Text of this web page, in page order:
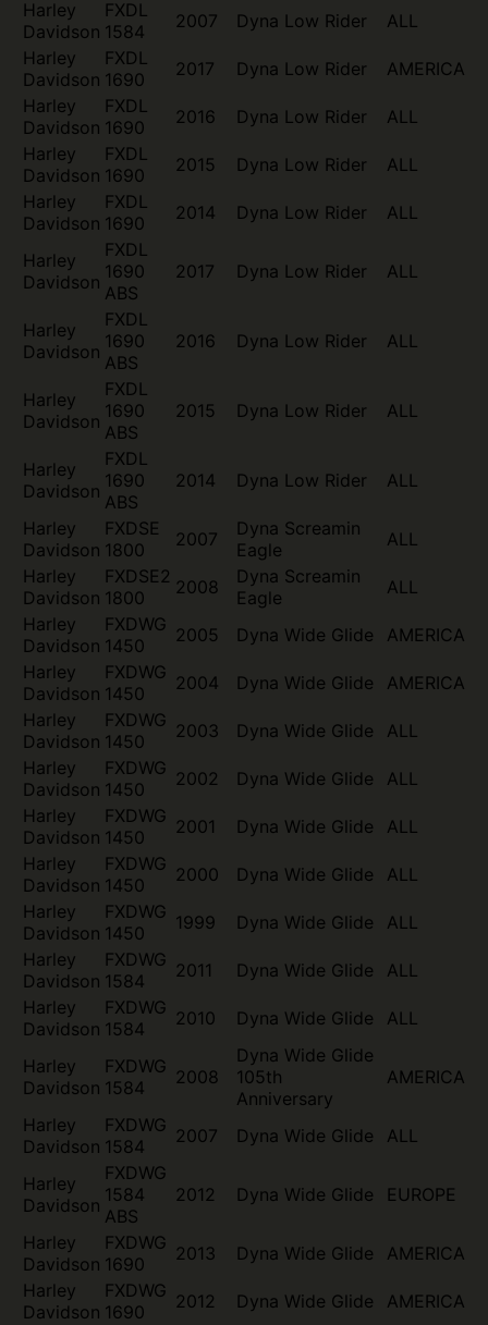
Harley
Davidson
FXDL
1584
2007 Dyna Low Rider
ALL
Harley
Davidson
FXDL
1690
2017 Dyna Low Rider
AMERICA
Harley
Davidson
FXDL
1690
2016 Dyna Low Rider
ALL
Harley
Davidson
FXDL
1690
2015 Dyna Low Rider
ALL
Harley
Davidson
FXDL
1690
2014 Dyna Low Rider ALL
Harley
Davidson
FXDL
1690
ABS
2017 Dyna Low Rider ALL
Harley
Davidson
FXDL
1690
ABS
2016 Dyna Low Rider ALL
Harley
Davidson
FXDL
1690
ABS
2015 Dyna Low Rider ALL
Harley
Davidson
FXDL
1690
ABS
2014 Dyna Low Rider ALL
Harley
Davidson
FXDSE
1800
2007
Dyna Screamin
Eagle
ALL
Harley
Davidson
FXDSE2
1800
2008
Dyna Screamin
Eagle
ALL
Harley
Davidson
FXDWG
1450
2005 Dyna Wide Glide
AMERICA
Harley
Davidson
FXDWG
1450
2004 Dyna Wide Glide
AMERICA
Harley
Davidson
FXDWG
1450
2003 Dyna Wide Glide
ALL
Harley
Davidson
FXDWG
1450
2002 Dyna Wide Glide
ALL
Harley
Davidson
FXDWG
1450
2001 Dyna Wide Glide
ALL
Harley
Davidson
FXDWG
1450
2000 Dyna Wide Glide
ALL
Harley
Davidson
FXDWG
1450
1999 Dyna Wide Glide
ALL
Harley
Davidson
FXDWG
1584
2011 Dyna Wide Glide
ALL
Harley
Davidson
FXDWG
1584
2010 Dyna Wide Glide ALL
Harley
Davidson
FXDWG
1584
2008
Dyna Wide Glide
105th
Anniversary
AMERICA
Harley
Davidson
FXDWG
1584
2007 Dyna Wide Glide ALL
Harley
Davidson
FXDWG
1584
ABS
2012 Dyna Wide Glide EUROPE
Harley
Davidson
FXDWG
1690
2013 Dyna Wide Glide
AMERICA
Harley
Davidson
FXDWG
1690
2012 Dyna Wide Glide AMERICA